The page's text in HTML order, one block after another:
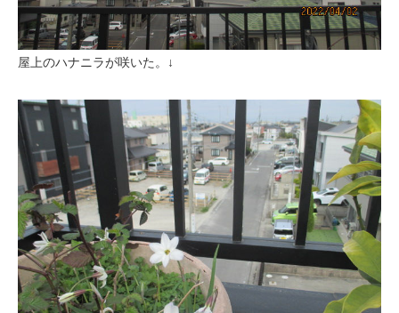
屋上のハナニラが咲いた。↓